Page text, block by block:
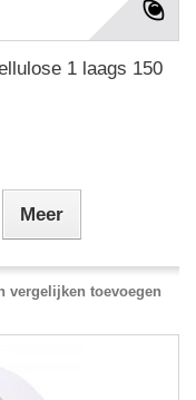
1 laags 150
Meer
vergelijken toevoegen